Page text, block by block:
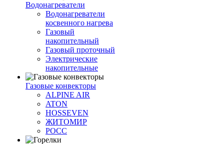
Водонагреватели
Водонагреватели
косвенного нагрева
Газовый
накопительный
Газовый проточный
Электрические
накопительные
Газовые конвекторы
ALPINE AIR
ATON
HOSSEVEN
ЖИТОМИР
РОСС